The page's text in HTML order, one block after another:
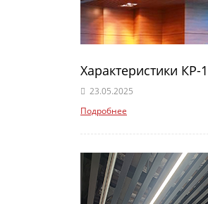
Характеристики КР-
23.05.2025
Подробнее